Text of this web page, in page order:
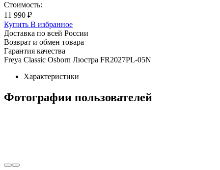
Стоимость:
11 990 ₽
Купить В избранное
Доставка по всей России
Возврат и обмен товара
Гарантия качества
Freya Classic Osborn Люстра FR2027PL-05N
Характеристики
Фотографии пользователей